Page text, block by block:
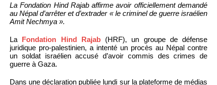
La Fondation Hind Rajab affirme avoir officiellement demandé
au Népal d’arrêter et d’extrader « le criminel de guerre israélien
Amit Nechmya ».
La Fondation Hind Rajab(HRF), un groupe de défense
juridique pro-palestinien, a intenté un procès au Népal contre
un soldat israélien accusé d’avoir commis des crimes de
guerre à Gaza.
Dans une déclaration publiée lundi sur la plateforme de médias